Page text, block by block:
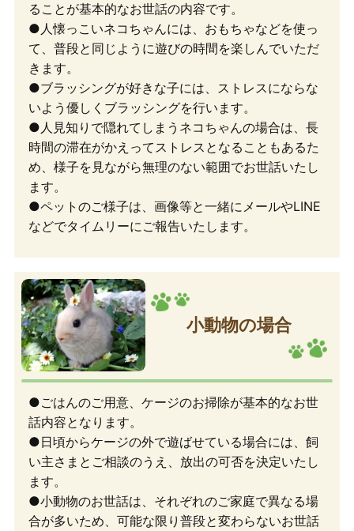
ることが基本的なお世話の内容です。
●人懐っこいネコちゃんには、おもちゃなどを使っ
て、普段と同じように遊びの時間を楽しんでいただ
きます。
●ブラッシングが好きな子には、ストレスにならな
いよう優しくブラッシングを行います。
●人見知りで隠れてしまうネコちゃんの場合は、長
時間の滞在がかえってストレスとなることもあるた
め、様子を見ながら無理のない範囲でお世話いたし
ます。
●ペットのご様子は、画像等と一緒にメールやLINE
などでタイムリーにご報告いたします。
小動物の場合
●ごはんのご用意、ケージのお掃除が基本的なお世
話内容となります。
●日頃からケージの外で遊ばせている場合には、飼
い主さまとご相談のうえ、放出の可否を決定いたし
ます。
●小動物のお世話は、それぞれのご家庭で異なる場
合が多いため、可能な限り普段と変わらないお世話